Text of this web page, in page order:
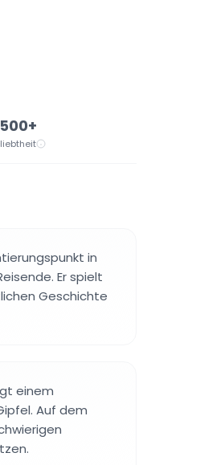
500+
in
Er spielt
Geschichte
einem
Auf dem